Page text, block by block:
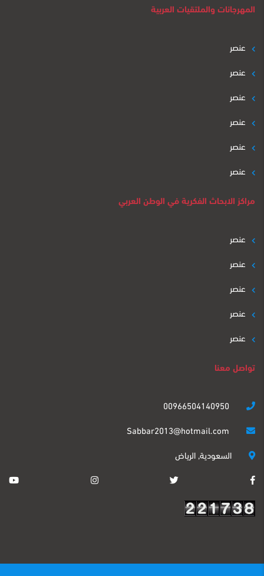
المهرجانات والملتقيات العربية
عنصر
عنصر
عنصر
عنصر
عنصر
عنصر
مراكز الابحاث الفكرية في الوطن العربي
عنصر
عنصر
عنصر
عنصر
عنصر
تواصل معنا
السعودية, الرياض